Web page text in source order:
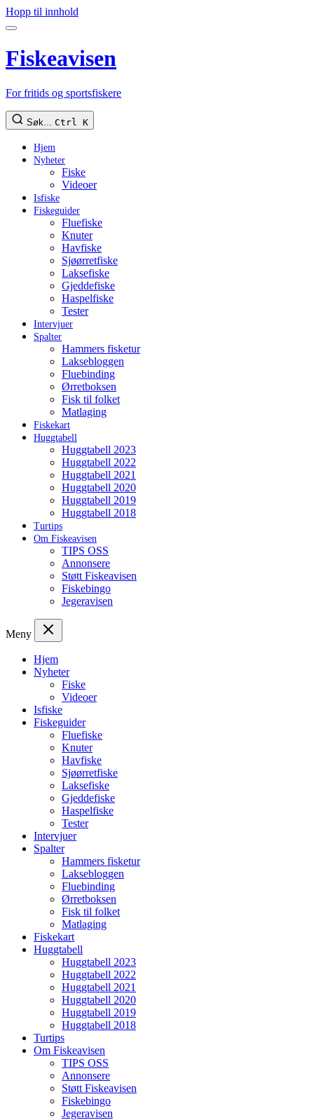
Hopp til innhold
Fiskeavisen
For fritids og sportsfiskere
Søk... Ctrl K
Hjem
Nyheter
Fiske
Videoer
Isfiske
Fiskeguider
Fluefiske
Knuter
Havfiske
Sjøørretfiske
Laksefiske
Gjeddefiske
Haspelfiske
Tester
Intervjuer
Spalter
Hammers fisketur
Laksebloggen
Fluebinding
Ørretboksen
Fisk til folket
Matlaging
Fiskekart
Huggtabell
Huggtabell 2023
Huggtabell 2022
Huggtabell 2021
Huggtabell 2020
Huggtabell 2019
Huggtabell 2018
Turtips
Om Fiskeavisen
TIPS OSS
Annonsere
Støtt Fiskeavisen
Fiskebingo
Jegeravisen
Meny
Hjem
Nyheter
Fiske
Videoer
Isfiske
Fiskeguider
Fluefiske
Knuter
Havfiske
Sjøørretfiske
Laksefiske
Gjeddefiske
Haspelfiske
Tester
Intervjuer
Spalter
Hammers fisketur
Laksebloggen
Fluebinding
Ørretboksen
Fisk til folket
Matlaging
Fiskekart
Huggtabell
Huggtabell 2023
Huggtabell 2022
Huggtabell 2021
Huggtabell 2020
Huggtabell 2019
Huggtabell 2018
Turtips
Om Fiskeavisen
TIPS OSS
Annonsere
Støtt Fiskeavisen
Fiskebingo
Jegeravisen